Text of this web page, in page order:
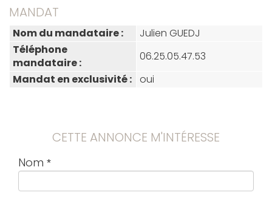
MANDAT
Nom du mandataire :
Julien GUEDJ
Téléphone
mandataire :
06.25.05.47.53
Mandat en exclusivité : oui
CETTE ANNONCE M'INTÉRESSE
Nom